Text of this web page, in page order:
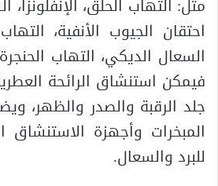
مثل: التهاب الحلق، الإنفلونزا،
احتقان الجيوب الأنفية،
السعال الديكي، التهاب
فيمكن استنشاق الرائحة
جلد الرقبة والصدر والظهر،
المبخرات وأجهزة
للبرد والسعال.